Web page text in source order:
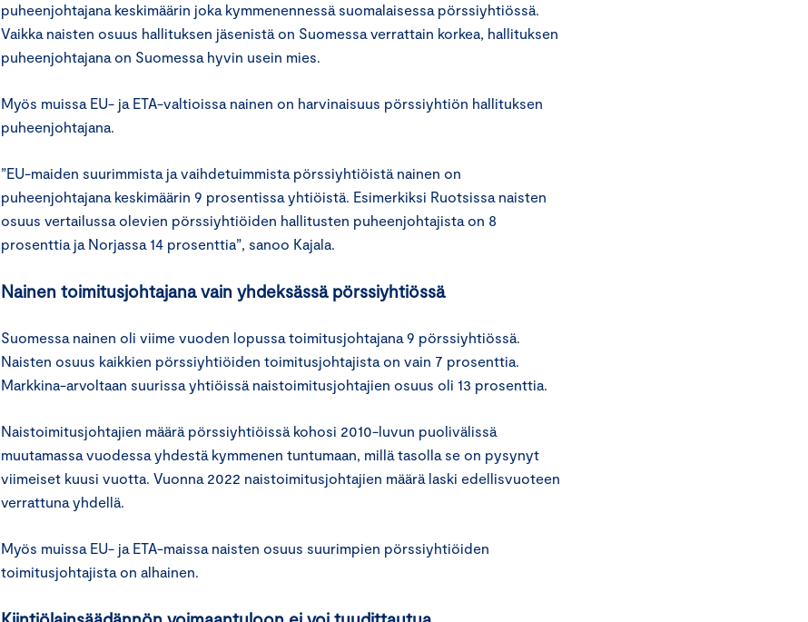
puheenjohtajana keskimäärin joka kymmenennessä suomalaisessa pörssiyhtiössä.
Vaikka naisten osuus hallituksen jäsenistä on Suomessa verrattain korkea, hallituksen
puheenjohtajana on Suomessa hyvin usein mies.
Myös muissa EU- ja ETA-valtioissa nainen on harvinaisuus pörssiyhtiön hallituksen
puheenjohtajana.
”EU-maiden suurimmista ja vaihdetuimmista pörssiyhtiöistä nainen on
puheenjohtajana keskimäärin 9 prosentissa yhtiöistä. Esimerkiksi Ruotsissa naisten
osuus vertailussa olevien pörssiyhtiöiden hallitusten puheenjohtajista on 8
prosenttia ja Norjassa 14 prosenttia”, sanoo Kajala.
Nainen toimitusjohtajana vain yhdeksässä pörssiyhtiössä
Suomessa nainen oli viime vuoden lopussa toimitusjohtajana 9 pörssiyhtiössä.
Naisten osuus kaikkien pörssiyhtiöiden toimitusjohtajista on vain 7 prosenttia.
Markkina-arvoltaan suurissa yhtiöissä naistoimitusjohtajien osuus oli 13 prosenttia.
Naistoimitusjohtajien määrä pörssiyhtiöissä kohosi 2010-luvun puolivälissä
muutamassa vuodessa yhdestä kymmenen tuntumaan, millä tasolla se on pysynyt
viimeiset kuusi vuotta. Vuonna 2022 naistoimitusjohtajien määrä laski edellisvuoteen
verrattuna yhdellä.
Myös muissa EU- ja ETA-maissa naisten osuus suurimpien pörssiyhtiöiden
toimitusjohtajista on alhainen.